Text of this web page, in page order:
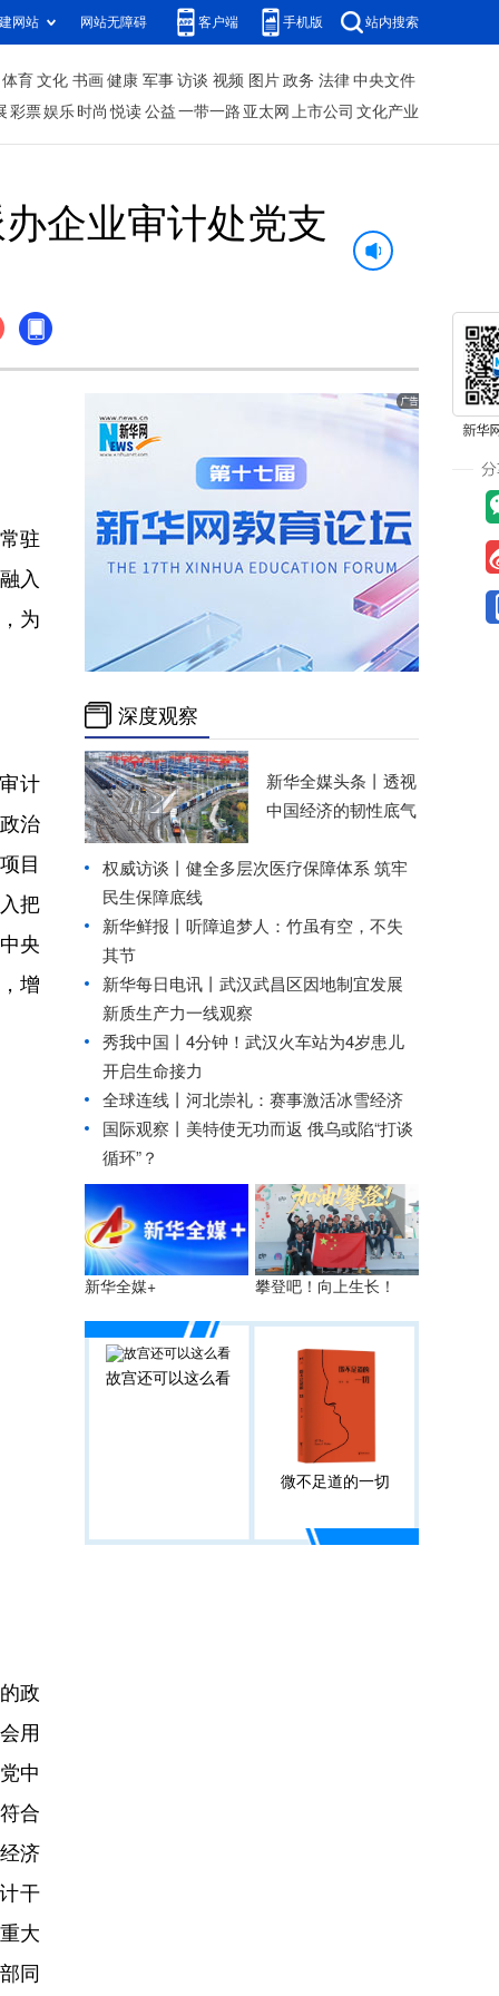
网站 网站无障碍 客户端 手机版 站内搜索
体育 文化 书画 健康 军事 访谈 视频 图片 政务 法律 中央文件
彩票娱乐 时尚 悦读 公益 一带一路 亚太网 上市公司 文化产业
企业审计处党支
驻
入
为
计
治
目
把
央
增
政
用
中
合
济
干
大
同
深度观察
新华全媒头条丨 透视
中国经济的韧性底气
权威访谈丨健全多层次医疗保障体系 筑牢
民生保障底线
新华鲜报丨听障追梦人：竹虽有空，不失
其节
新华每日电讯丨 武汉武昌区因地制宜发展
新质生产力一线观察
秀我中国丨 4分钟！武汉火车站为4岁患儿
开启生命接力
全球连线丨 河北崇礼：赛事激活冰雪经济
国际观察丨 美特使无功而返 俄乌或陷“打谈
循环”？
新华全媒+ 攀登吧！向上生长！
故宫还可以这么看
微不足道的一切